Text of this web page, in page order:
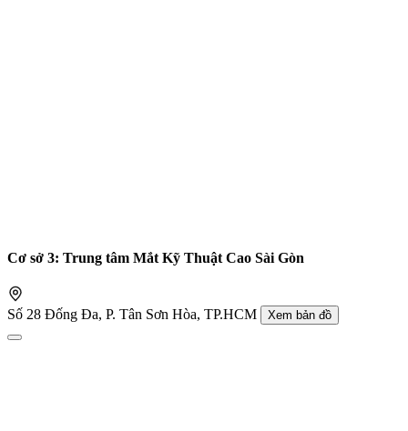
Cơ sở 3: Trung tâm Mắt Kỹ Thuật Cao Sài Gòn
Số 28 Đống Đa, P. Tân Sơn Hòa, TP.HCM Xem bản đồ